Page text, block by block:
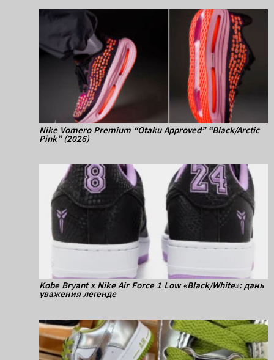
Nike Vomero Premium “Otaku Approved” “Black/Arctic
Pink” (2026)
Kobe Bryant x Nike Air Force 1 Low «Black/White»: дань
уважения легенде